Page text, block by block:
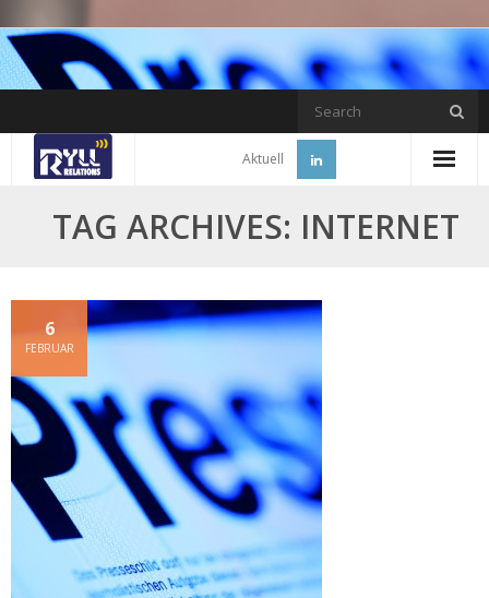
Skip
to
content
Aktuell
TAG ARCHIVES: INTERNET
6
FEBRUAR